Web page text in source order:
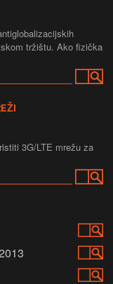
tržištu. Ako fizička
3G/LTE mrežu za